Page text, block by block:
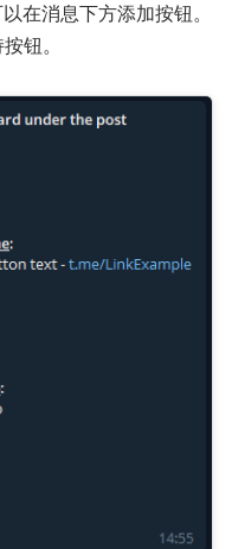
在消息下方添加按钮。
钮。